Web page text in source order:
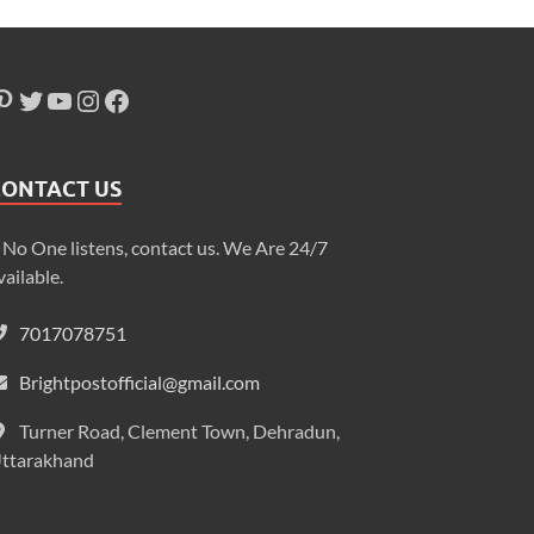
US
One listens, contact us. We Are 24/7
7017078751
Brightpostofficial@gmail.com
Turner Road, Clement Town, Dehradun,